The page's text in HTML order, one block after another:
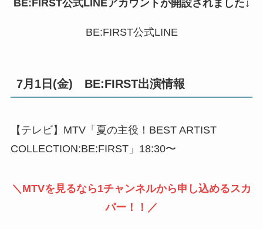
BE:FIRST公式LINEアカウントが開設されました↓
BE:FIRST公式LINE
7月1日(金) BE:FIRST出演情報
【テレビ】MTV「夏の主役！BEST ARTIST
COLLECTION:BE:FIRST」18:30〜
＼MTVを見るなら1チャンネルから申し込めるスカ
パー！！／